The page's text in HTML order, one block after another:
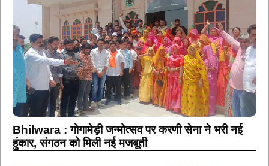
Bhilwara : गोगामेड़ी जन्मोत्सव पर करणी सेना ने भरी नई
हुंकार, संगठन को मिली नई मजबूती